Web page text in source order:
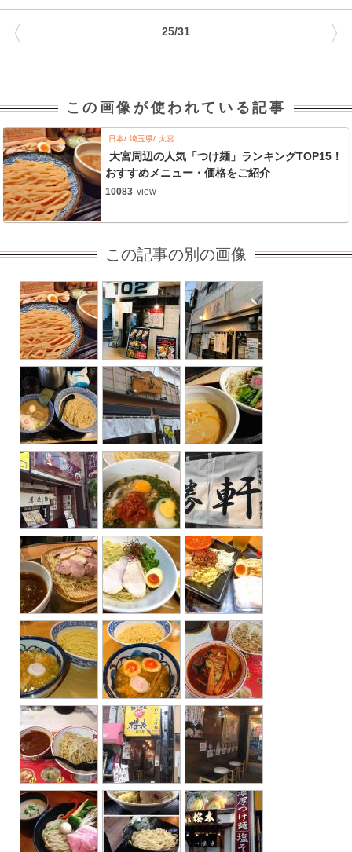
25/31
〈 〉
この画像が使われている記事
日本 埼玉県 大宮
大宮周辺の人気「つけ麺」ランキングTOP15！
おすすめメニュー・価格をご紹介
10083 view
この記事の別の画像